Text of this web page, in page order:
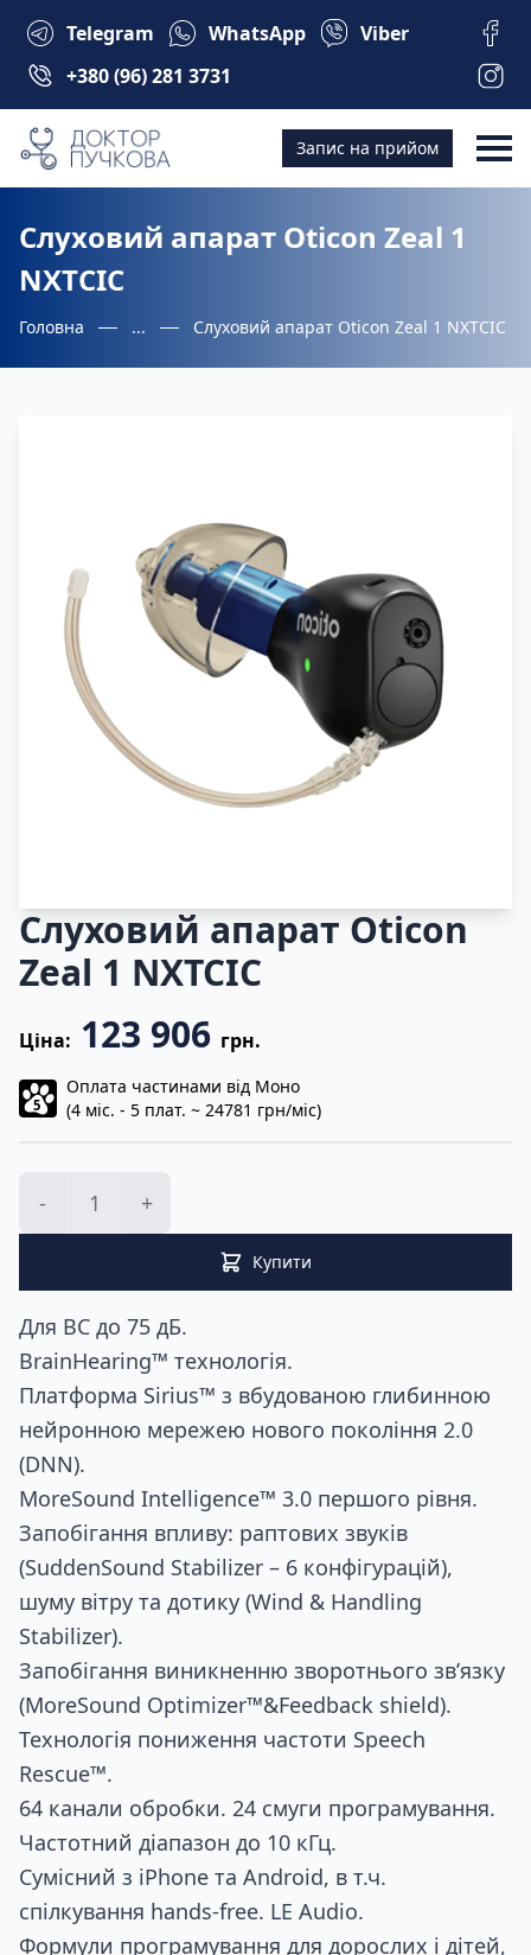
Telegram WhatsApp
Viber
+380 (96) 281 3731
Запис на прийом
Слуховий апарат Oticon Zeal 1
NXTCIC
Головна ... Слуховий апарат Oticon Zeal 1 NXTCIC
Слуховий апарат Oticon
Zeal 1 NXTCIC
Ціна: 123 906 грн.
5
Оплата частинами від Моно
(4 міс. - 5 плат. ~ 24781 грн/міс)
- +
Купити
Для ВС до 75 дБ.
BrainHearing™ технологія.
Платформа Sirius™ з вбудованою глибинною
нейронною мережею нового покоління 2.0
(DNN).
MoreSound Intelligence™ 3.0 першого рівня.
Запобігання впливу: раптових звуків
(SuddenSound Stabilizer – 6 конфігурацій),
шуму вітру та дотику (Wind & Handling
Stabilizer).
Запобігання виникненню зворотнього зв’язку
(MoreSound Optimizer™&Feedback shield).
Технологія пониження частоти Speech
Rescue™.
64 канали обробки. 24 смуги програмування.
Частотний діапазон до 10 кГц.
Сумісний з iPhone та Android, в т.ч.
спілкування hands-free. LE Audio.
Формули програмування для дорослих і дітей,